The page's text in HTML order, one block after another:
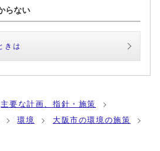
らない
きは
主要な計画、指針・施策
環境
大阪市の環境の施策